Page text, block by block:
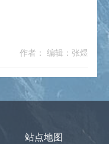
作者： 编辑：张煜
站点地图